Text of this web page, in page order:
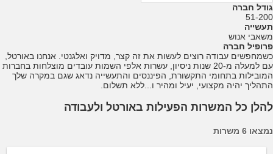
גודל חברה
51-200
תעשייה
משאבי אנוש
פרופיל חברה
כשמחפשים עבודה רוצים לעשות את זה קצר, מדויק ואלגנטי. אנחנו באורטל,
עם למעלה מ-20 שנות ניסיון, עשרות אלפי השמות עובדים מוצלחות בחברות
המובילות בתחומי התקשורת, הפיננסים והתעשייה נדאג שגם במקרה שלך
התהליך יהיה מקצועי, יעיל ומהיר ו...ללא תשלום.
להלן כל המשרות הפעילות באורטל ולעבודה
נמצאו 6 משרות